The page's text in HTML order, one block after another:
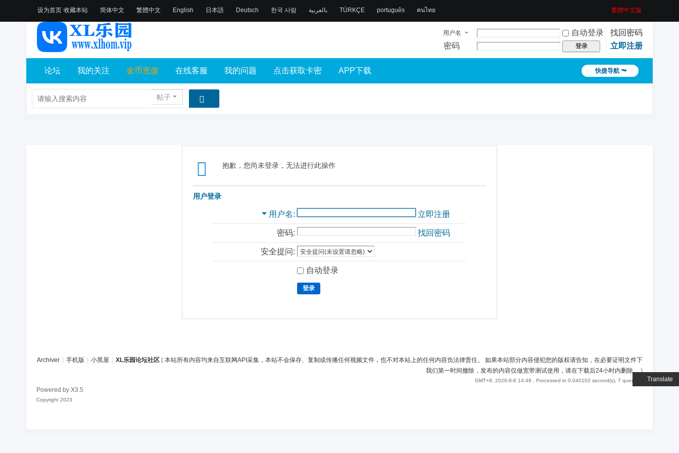
设为首页 收藏本站
Translate
简体中文 繁體中文 English 日本語 Deutsch 한국 사람 بالعربية TÜRKÇE português คนไทย 繁體中文版
用户名 自动登录
找回密码
密码
登录 立即注册
快捷导航
论坛 我的关注 金币充值 在线客服 我的问题 点击获取卡密 APP下载
帖子
抱歉，您尚未登录，无法进行此操作
用户登录
用户名 立即注册
密码: 找回密码
安全提问:
自动登录
登录
Archiver 手机版 小黑屋 XL乐园论坛社区 ( 本站所有内容均来自互联网API采集，本站不会保存、复制或传播任何视频文件，也不对本站上的任何内容负法律责任。 如果本站部分内容侵犯您的版权请告知，在必要证明文件下
我们第一时间撤除，发布的内容仅做宽带测试使用，请在下载后24小时内删除。)
GMT+8, 2026-8-8 14:48 , Processed in 0.040102 second(s), 7 queries .
Powered by X3.5
Copyright 2023